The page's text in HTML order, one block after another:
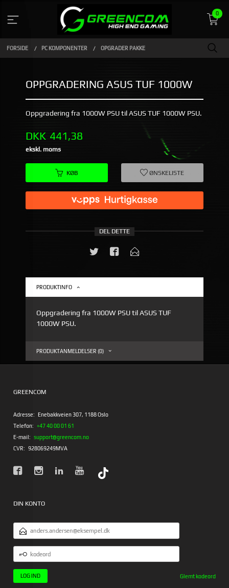
indhold
0
FORSIDE PC KOMPONENTER OPGRADER PAKKE
OPPGRADERING ASUS TUF 1000W
Oppgradering fra 1000W PSU til ASUS TUF 1000W PSU.
Pris
DKK 441,38
ekskl. moms
KØB ØNSKELISTE
DEL DETTE
PRODUKTINFO
Oppgradering fra 1000W PSU til ASUS TUF
1000W PSU.
PRODUKTANMELDELSER (0)
GREENCOM
Adresse: Enebakkveien 307, 1188 Oslo
Telefon: +47 40 00 01 61
E-mail: support@greencom.no
CVR: 928069249MVA
DIN KONTO
KODEORD
Glemt kodeord